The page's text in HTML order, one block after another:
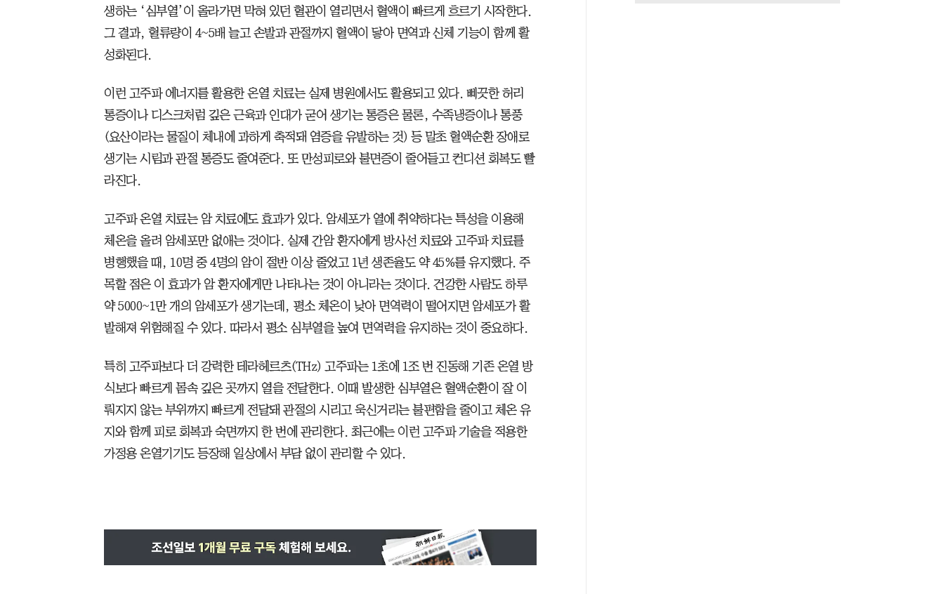
생하는 ‘심부열’이 올라가면 막혀 있던 혈관이 열리면서 혈액이 빠르게 흐르기 시작한다.
그 결과, 혈류량이 4~5배 늘고 손발과 관절까지 혈액이 닿아 면역과 신체 기능이 함께 활
성화된다.
이런 고주파 에너지를 활용한 온열 치료는 실제 병원에서도 활용되고 있다. 삐끗한 허리
통증이나 디스크처럼 깊은 근육과 인대가 굳어 생기는 통증은 물론, 수족냉증이나 통풍
(요산이라는 물질이 체내에 과하게 축적돼 염증을 유발하는 것) 등 말초 혈액순환 장애로
생기는 시림과 관절 통증도 줄여준다. 또 만성피로와 불면증이 줄어들고 컨디션 회복도 빨
라진다.
고주파 온열 치료는 암 치료에도 효과가 있다. 암세포가 열에 취약하다는 특성을 이용해
체온을 올려 암세포만 없애는 것이다. 실제 간암 환자에게 방사선 치료와 고주파 치료를
병행했을 때, 10명 중 4명의 암이 절반 이상 줄었고 1년 생존율도 약 45%를 유지했다. 주
목할 점은 이 효과가 암 환자에게만 나타나는 것이 아니라는 것이다. 건강한 사람도 하루
약 5000~1만 개의 암세포가 생기는데, 평소 체온이 낮아 면역력이 떨어지면 암세포가 활
발해져 위험해질 수 있다. 따라서 평소 심부열을 높여 면역력을 유지하는 것이 중요하다.
특히 고주파보다 더 강력한 테라헤르츠(THz) 고주파는 1초에 1조 번 진동해 기존 온열 방
식보다 빠르게 몸속 깊은 곳까지 열을 전달한다. 이때 발생한 심부열은 혈액순환이 잘 이
뤄지지 않는 부위까지 빠르게 전달돼 관절의 시리고 욱신거리는 불편함을 줄이고 체온 유
지와 함께 피로 회복과 숙면까지 한 번에 관리한다. 최근에는 이런 고주파 기술을 적용한
가정용 온열기기도 등장해 일상에서 부담 없이 관리할 수 있다.